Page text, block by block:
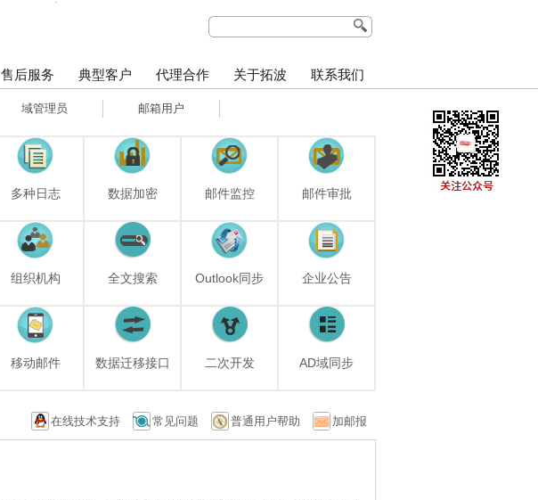
售后服务 典型客户 代理合作 关于拓波 联系我们
域管理员 邮箱用户
多种日志 数据加密 邮件监控 邮件审批
组织机构 全文搜索 Outlook同步 企业公告
移动邮件 数据迁移接口 二次开发 AD域同步
在线技术支持 常见问题 普通用户帮助 加邮报